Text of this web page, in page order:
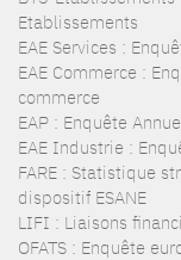
Etablissements
EAE Services :
EAE Commerce :
commerce
EAP : Enquête
EAE Industrie :
FARE : Statistique
dispositif ESANE
LIFI : Liaisons
OFATS : Enquête